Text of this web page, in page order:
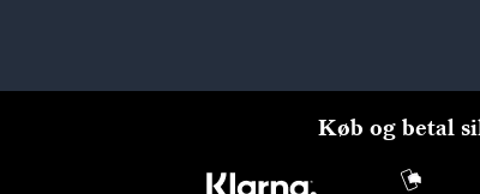
Køb og betal